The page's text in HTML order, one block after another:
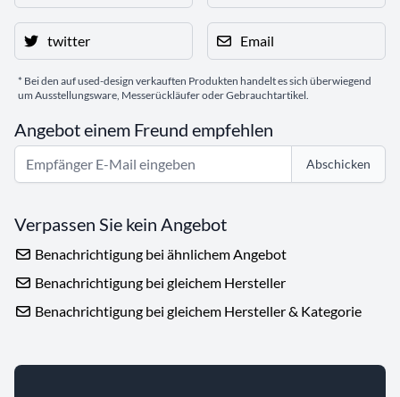
twitter Email
* Bei den auf used-design verkauften Produkten handelt es sich überwiegend
um Ausstellungsware, Messerückläufer oder Gebrauchtartikel.
Angebot einem Freund empfehlen
Abschicken
Verpassen Sie kein Angebot
Benachrichtigung bei ähnlichem Angebot
Benachrichtigung bei gleichem Hersteller
Benachrichtigung bei gleichem Hersteller & Kategorie